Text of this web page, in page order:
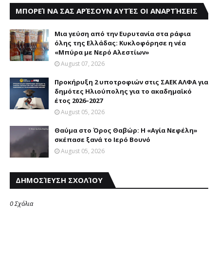
ΜΠΟΡΕΊ ΝΑ ΣΑΣ ΑΡΈΣΟΥΝ ΑΥΤΈΣ ΟΙ ΑΝΑΡΤΉΣΕΙΣ
Mια γεύση από την Eυρυτανία στα ράφια
όλης της Ελλάδας: Κυκλοφόρησε η νέα
«Μπύρα με Nερό Aλεστίων»
August 07, 2026
Προκήρυξη 2 υποτροφιών στις ΣΑΕΚ ΑΛΦΑ για
δημότες Ηλιούπολης για το ακαδημαϊκό
έτος 2026–2027
August 05, 2026
Θαύμα στο Όρος Θαβώρ: H «Aγία Nεφέλη»
σκέπασε ξανά το Iερό Bουνό
August 05, 2026
ΔΗΜΟΣΊΕΥΣΗ ΣΧΟΛΊΟΥ
0 Σχόλια